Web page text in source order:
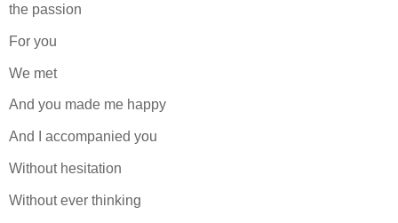
the passion
For you
We met
And you made me happy
And I accompanied you
Without hesitation
Without ever thinking